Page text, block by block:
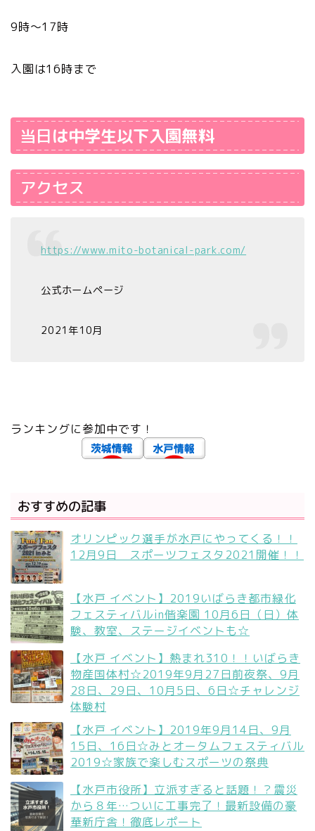
9時〜17時
入園は16時まで
当日は中学生以下入園無料
アクセス
https://www.mito-botanical-park.com/
公式ホームページ
2021年10月
ランキングに参加中です！
おすすめの記事
オリンピック選手が水戸にやってくる！！
12月9日 スポーツフェスタ2021開催！！
【水戸 イベント】2019いばらき都市緑化
フェスティバルin偕楽園 10月6日（日）体
験、教室、ステージイベントも☆
【水戸 イベント】熱まれ310！！いばらき
物産国体村☆2019年9月27日前夜祭、9月
28日、29日、10月5日、6日☆チャレンジ
体験村
【水戸 イベント】2019年9月14日、9月
15日、16日☆みとオータムフェスティバル
2019☆家族で楽しむスポーツの祭典
【水戸市役所】立派すぎると話題！？震災
から８年…ついに工事完了！最新設備の豪
華新庁舎！徹底レポート